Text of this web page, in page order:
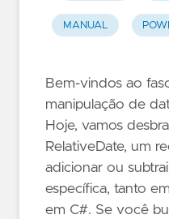
MANUAL
Bem-vindos ao
manipulação de
Hoje, vamos
RelativeDate, um
adicionar ou
específica, tanto
em C#. Se você